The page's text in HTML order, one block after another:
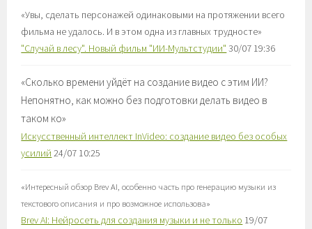
«Увы, сделать персонажей одинаковыми на протяжении всего
фильма не удалось. И в этом одна из главных трудносте»
"Случай в лесу". Новый фильм "ИИ-Мультстудии" 30/07 19:36
«Сколько времени уйдёт на создание видео с этим ИИ?
Непонятно, как можно без подготовки делать видео в
таком ко»
Искусственный интеллект InVideo: создание видео без особых
усилий 24/07 10:25
«Интересный обзор Brev AI, особенно часть про генерацию музыки из
текстового описания и про возможное использова»
Brev AI: Нейросеть для создания музыки и не только 19/07